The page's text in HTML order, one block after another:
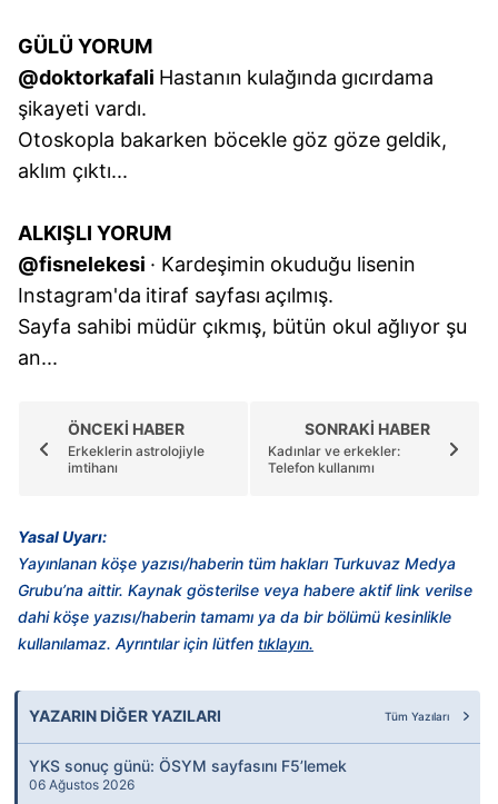
verileriniz işlenmekte olup gerekli olan çerezler bilgi
toplumu hizmetlerinin sunulması amacıyla
kullanılmaktadır. Diğer çerezler, sitemizin daha işlevsel
kılınması ve kişiselleştirilmesi ve sizlere yönelik
reklam/pazarlama faaliyetlerinin yapılması, amaçlarıyla
sınırlı olarak açık rızanız dahilinde kullanılacaktır.
Çerezlere ilişkin tercihlerinizi aşağıda yer alan panel
vasıtasıyla belirleyebilirsiniz. Çerezlere ilişkin detaylı bilgi
için Ayarlar butonuna tıklayabilir,Çerez Bilgilendirme
Metnimizi ziyaret edebilirsiniz.
6698 sayılı Kişisel Verilerin Korunması Kanunu uyarınca
ilgili mevzuata uygun olarak kullanılan çerezlerle ilgili bilgi
almak için lütfentıklayınız
GÜLÜ YORUM
@doktorkafali Hastanın kulağında gıcırdama
şikayeti vardı.
Otoskopla bakarken böcekle göz göze geldik,
aklım çıktı...
ALKIŞLI YORUM
@fisnelekesi · Kardeşimin okuduğu lisenin
Instagram'da itiraf sayfası açılmış.
Sayfa sahibi müdür çıkmış, bütün okul ağlıyor şu
an...
ÖNCEKİ HABER
Erkeklerin astrolojiyle
imtihanı
SONRAKİ HABER
Kadınlar ve erkekler:
Telefon kullanımı
Yasal Uyarı:
Yayınlanan köşe yazısı/haberin tüm hakları Turkuvaz Medya
Grubu’na aittir. Kaynak gösterilse veya habere aktif link verilse
dahi köşe yazısı/haberin tamamı ya da bir bölümü kesinlikle
kullanılamaz. Ayrıntılar için lütfen tıklayın.
YAZARIN DİĞER YAZILARI Tüm Yazıları
YKS sonuç günü: ÖSYM sayfasını F5’lemek
06 Ağustos 2026